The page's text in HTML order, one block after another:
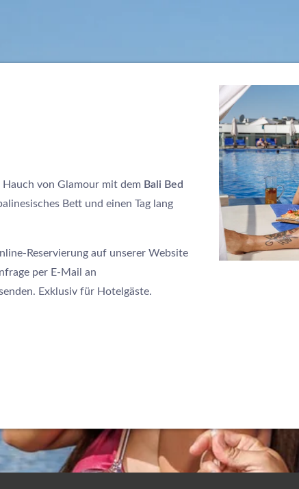
von Glamour mit dem Bali Bed
Bett und einen Tag lang
Reservierung auf unserer Website
per E-Mail an
Exklusiv für Hotelgäste.